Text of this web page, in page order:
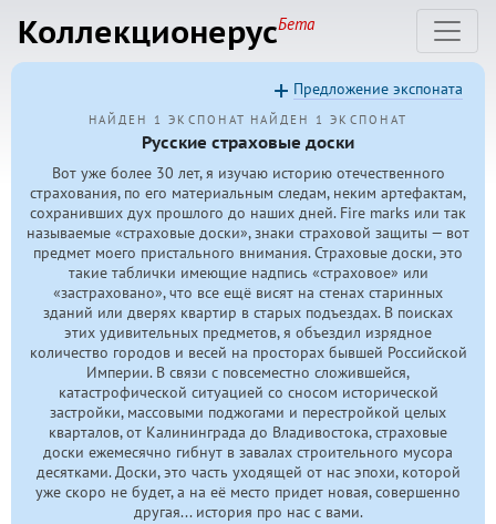
КоллекционерусБета
НАЙДЕН 1 ЭКСПОНАТ НАЙДЕН 1 ЭКСПОНАТ
Русские страховые доски
Вот уже более 30 лет, я изучаю историю отечественного
страхования, по его материальным следам, неким артефактам,
сохранивших дух прошлого до наших дней. Fire marks или так
называемые «страховые доски», знаки страховой защиты — вот
предмет моего пристального внимания. Страховые доски, это
такие таблички имеющие надпись «страховое» или
«застраховано», что все ещё висят на стенах старинных
зданий или дверях квартир в старых подъездах. В поисках
этих удивительных предметов, я объездил изрядное
количество городов и весей на просторах бывшей Российской
Империи. В связи с повсеместно сложившейся,
катастрофической ситуацией со сносом исторической
застройки, массовыми поджогами и перестройкой целых
кварталов, от Калининграда до Владивостока, страховые
доски ежемесячно гибнут в завалах строительного мусора
десятками. Доски, это часть уходящей от нас эпохи, которой
уже скоро не будет, а на её место придет новая, совершенно
другая... история про нас с вами.
Предложение экспоната